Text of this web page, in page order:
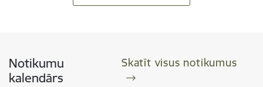
Notikumu
kalendārs
Skatīt visus notikumus